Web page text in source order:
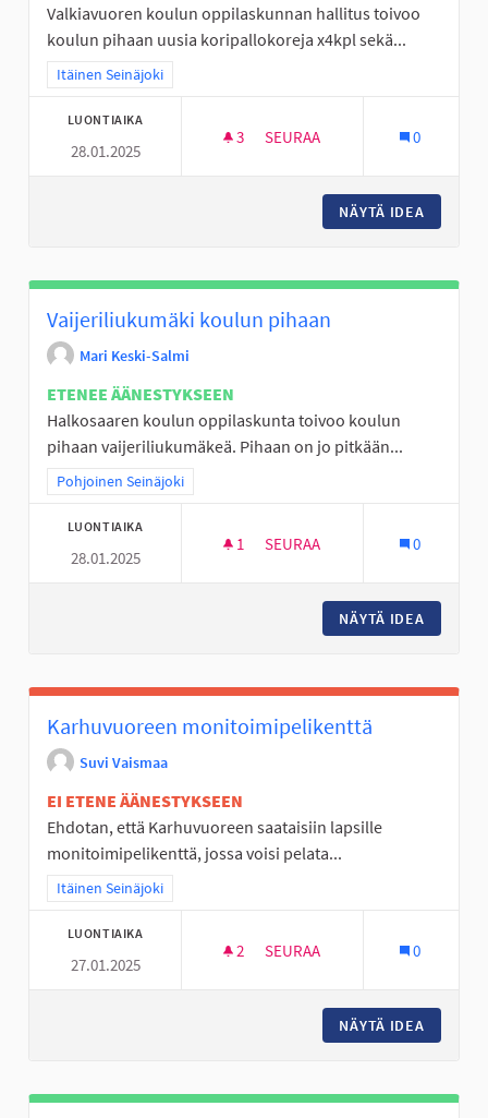
Valkiavuoren koulun oppilaskunnan hallitus toivoo
koulun pihaan uusia koripallokoreja x4kpl sekä...
Rajaa tulokset teeman mukaan: Itäinen Seinäjoki
Itäinen Seinäjoki
LUONTIAIKA
28.01.2025
3 3 SEURAAJAA
SEURAA 0
NÄYTÄ IDEA
Vaijeriliukumäki koulun pihaan
Mari Keski-Salmi
ETENEE ÄÄNESTYKSEEN
Halkosaaren koulun oppilaskunta toivoo koulun
pihaan vaijeriliukumäkeä. Pihaan on jo pitkään...
Rajaa tulokset teeman mukaan: Pohjoinen Seinäjoki
Pohjoinen Seinäjoki
LUONTIAIKA
28.01.2025
1 1 SEURAAJA
SEURAA 0
NÄYTÄ IDEA
Karhuvuoreen monitoimipelikenttä
Suvi Vaismaa
EI ETENE ÄÄNESTYKSEEN
Ehdotan, että Karhuvuoreen saataisiin lapsille
monitoimipelikenttä, jossa voisi pelata...
Rajaa tulokset teeman mukaan: Itäinen Seinäjoki
Itäinen Seinäjoki
LUONTIAIKA
27.01.2025
2 2 SEURAAJAA
SEURAA 0
NÄYTÄ IDEA